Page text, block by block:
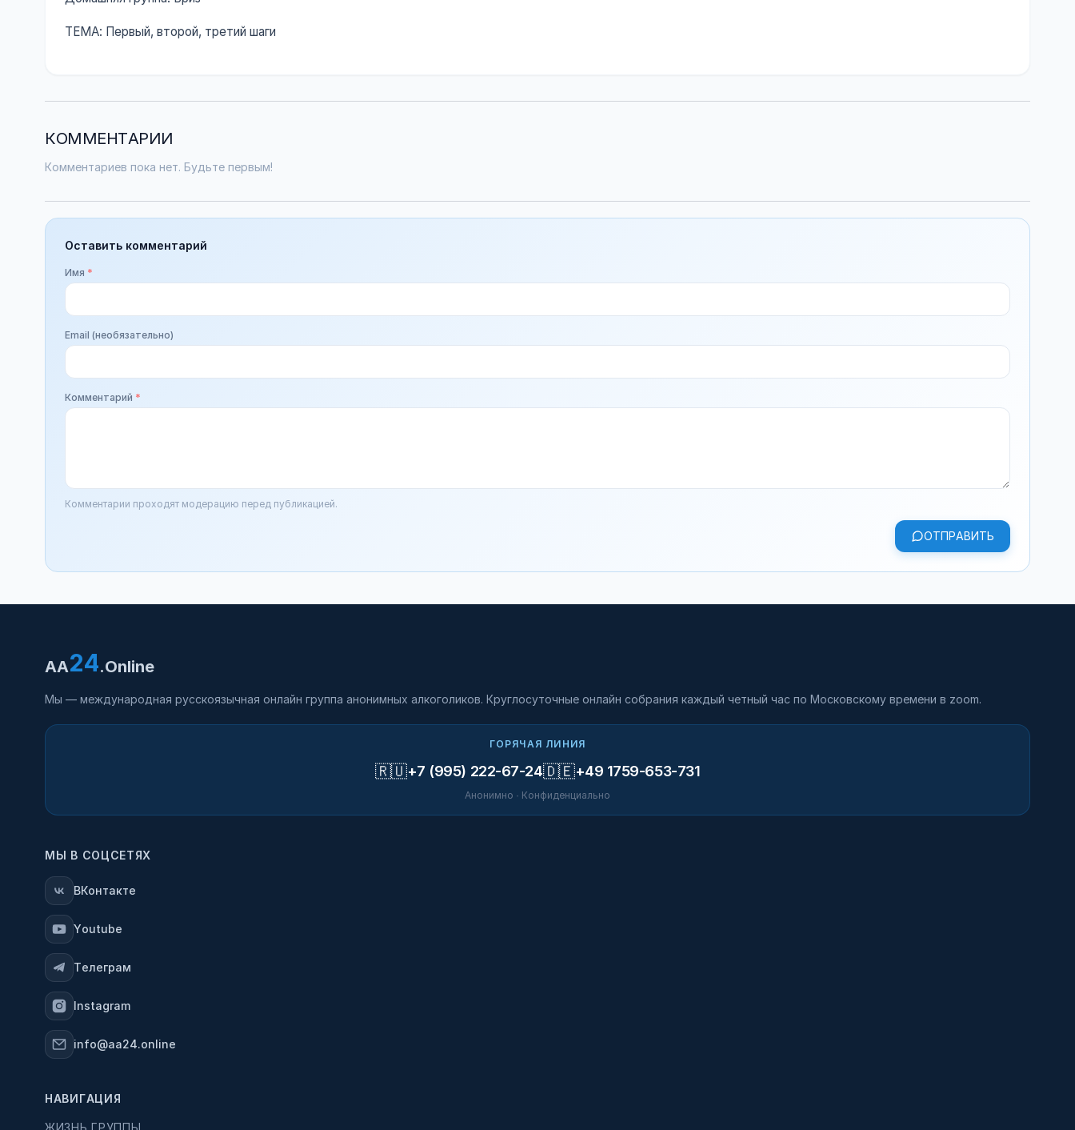
ТЕМА: Первый, второй, третий шаги
КОММЕНТАРИИ
Комментариев пока нет. Будьте первым!
Оставить комментарий
Имя *
Email (необязательно)
Комментарий *
Комментарии проходят модерацию перед публикацией.
ОТПРАВИТЬ
AA24.Online
Мы — международная русскоязычная онлайн группа анонимных алкоголиков. Круглосуточные онлайн собрания каждый четный час по Московскому времени в zoom.
ГОРЯЧАЯ ЛИНИЯ
🇷🇺+7 (995) 222-67-24🇩🇪+49 1759-653-731
Анонимно · Конфиденциально
МЫ В СОЦСЕТЯХ
ВКонтакте
Youtube
Телеграм
Instagram
info@aa24.online
НАВИГАЦИЯ